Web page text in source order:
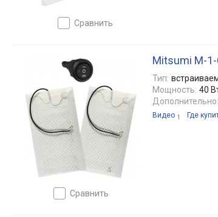
сравнить
сравнить
Mitsumi M-
Тип:
Мощность: 40
Дополнительно:
Видео 1 Где